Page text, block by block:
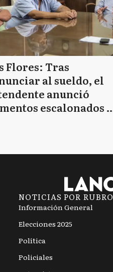
Flores: Tras
al sueldo, el
anunció
escalonados y
NOTICIAS POR RUBRO
Información General
Elecciones 2025
Política
Policiales